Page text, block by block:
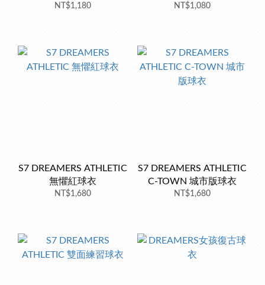
NT$1,180 NT$1,080
S7 DREAMERS ATHLETIC
無懼紅球衣
NT$1,680
S7 DREAMERS ATHLETIC
C-TOWN 城市版球衣
NT$1,680